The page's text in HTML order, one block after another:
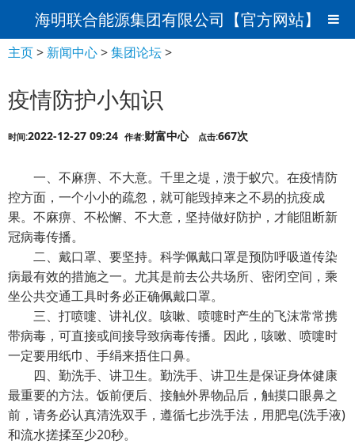
海明联合能源集团有限公司【官方网站】
主页> 新闻中心>集团论坛>
疫情防护小知识
时间:2022-12-27 09:24 作者:财富中心 点击:667次
一、不麻痹、不大意。千里之堤，溃于蚁穴。在疫情防
控方面，一个小小的疏忽，就可能毁掉来之不易的抗疫成
果。不麻痹、不松懈、不大意，坚持做好防护，才能阻断新
冠病毒传播。
二、戴口罩、要坚持。科学佩戴口罩是预防呼吸道传染
病最有效的措施之一。尤其是前去公共场所、密闭空间，乘
坐公共交通工具时务必正确佩戴口罩。
三、打喷嚏、讲礼仪。咳嗽、喷嚏时产生的飞沫常常携
带病毒，可直接或间接导致病毒传播。因此，咳嗽、喷嚏时
一定要用纸巾、手绢来捂住口鼻。
四、勤洗手、讲卫生。勤洗手、讲卫生是保证身体健康
最重要的方法。饭前便后、接触外界物品后，触摸口眼鼻之
前，请务必认真清洗双手，遵循七步洗手法，用肥皂(洗手液)
和流水搓揉至少20秒。